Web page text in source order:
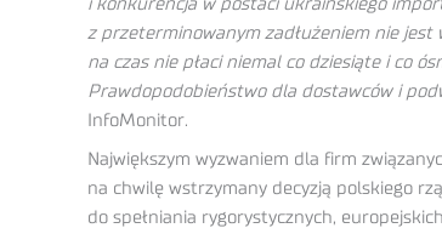
i konkurencja w postaci ukraińskiego
z przeterminowanym zadłużeniem nie jest
na czas nie płaci niemal co dziesiąte i co
Prawdopodobieństwo dla dostawców i
InfoMonitor.
Największym wyzwaniem dla firm
na chwilę wstrzymany decyzją polskiego
do spełniania rygorystycznych,